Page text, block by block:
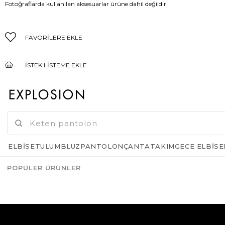
Fotoğraflarda kullanılan aksesuarlar ürüne dahil değildir.
FAVORILERE EKLE
İSTEK LISTEME EKLE
ELBISETULUMBLUZPANTOLONÇANTATAKIMGECE
POPÜLER ÜRÜNLER